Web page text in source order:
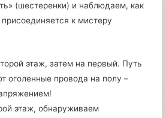
(шестеренки) и наблюдаем, как
к мистеру
этаж, затем на первый. Путь
оголенные провода на полу –
этаж, обнаруживаем